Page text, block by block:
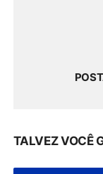
TALVEZ VOCÊ